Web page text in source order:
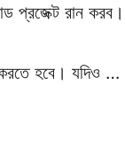
প্রজেক্ট রান করব।
হবে। যদিও …